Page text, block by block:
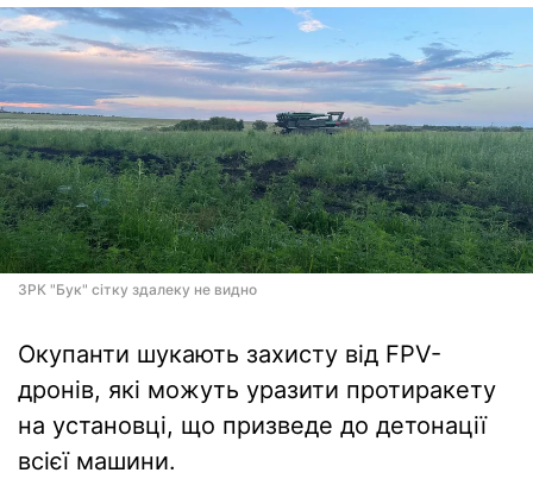
ЗРК "Бук" сітку здалеку не видно
Окупанти шукають захисту від FPV-
дронів, які можуть уразити протиракету
на установці, що призведе до детонації
всієї машини.